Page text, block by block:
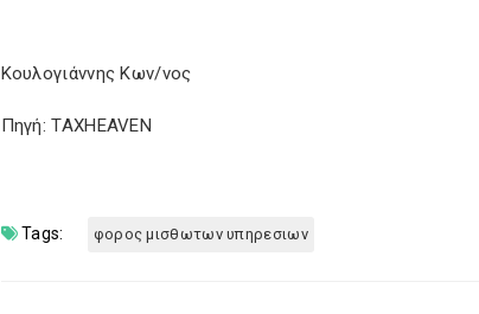
Κουλογιάννης Κων/νος
Πηγή: TAXHEAVEN
Tags: φορος μισθωτων υπηρεσιων